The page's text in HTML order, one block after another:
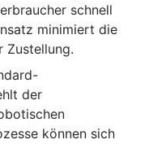
schnell
minimiert die
Zustellung.
der
können sich